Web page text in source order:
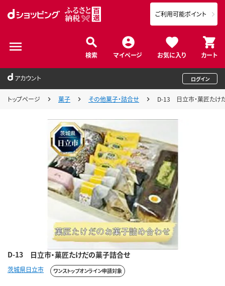
検索 マイページ お気に入り カート
ご利用可能ポイント
アカウント ログイン
トップページ 菓子 その他菓子・詰合せ D-13 日立市・菓匠たけ
D-13 日立市・菓匠たけだの菓子詰合せ
茨城県日立市 ワンストップオンライン申請対象